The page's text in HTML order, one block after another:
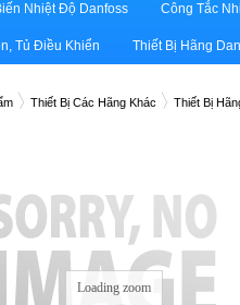
Nhiệt Độ Danfoss Công Tắc
Tủ Điều Khiển Thiết Bị Hãng
Thiết Bị Các Hãng Khác Thiết Bị
Loading zoom